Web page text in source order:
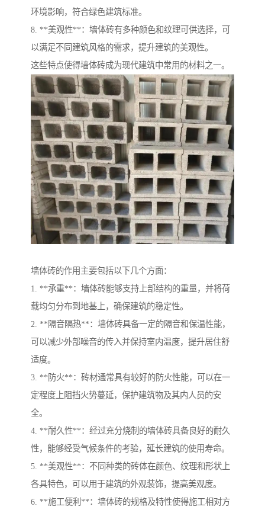
环境影响，符合绿色建筑标准。
8. **美观性**：墙体砖有多种颜色和纹理可供选择，可
以满足不同建筑风格的需求，提升建筑的美观性。
这些特点使得墙体砖成为现代建筑中常用的材料之一。
墙体砖的作用主要包括以下几个方面：
1. **承重**：墙体砖能够支持上部结构的重量，并将荷
载均匀分布到地基上，确保建筑的稳定性。
2. **隔音隔热**：墙体砖具备一定的隔音和保温性能，
可以减少外部噪音的传入并保持室内温度，提升居住舒
适度。
3. **防火**：砖材通常具有较好的防火性能，可以在一
定程度上阻挡火势蔓延，保护建筑物及其内人员的安
全。
4. **耐久性**：经过充分烧制的墙体砖具备良好的耐久
性，能够经受气候条件的考验，延长建筑的使用寿命。
5. **美观性**：不同种类的砖体在颜色、纹理和形状上
各具特色，可以用于建筑的外观装饰，提高美观度。
6. **施工便利**：墙体砖的规格及特性使得施工相对方